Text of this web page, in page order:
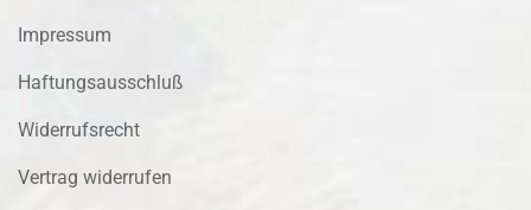
Impressum
Haftungsausschluß
Widerrufsrecht
Vertrag widerrufen